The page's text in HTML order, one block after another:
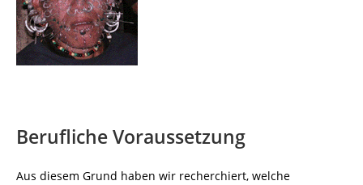
Berufliche Voraussetzung
Aus diesem Grund haben wir recherchiert, welche